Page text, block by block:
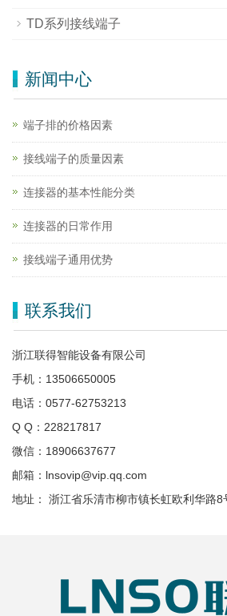
TD系列接线端子
新闻中心
端子排的价格因素
接线端子的质量因素
连接器的基本性能分类
连接器的日常作用
接线端子通用优势
联系我们
浙江联得智能设备有限公司
手机：13506650005
电话：0577-62753213
Q Q：228217817
微信：18906637677
邮箱：lnsovip@vip.qq.com
地址： 浙江省乐清市柳市镇长虹欧利华路8